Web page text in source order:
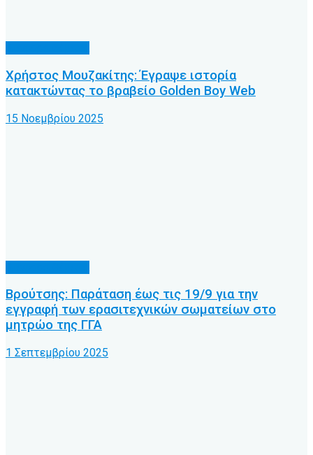
Χρήστος Μουζακίτης: Έγραψε ιστορία
κατακτώντας το βραβείο Golden Boy Web
15 Νοεμβρίου 2025
Βρούτσης: Παράταση έως τις 19/9 για την
εγγραφή των ερασιτεχνικών σωματείων στο
μητρώο της ΓΓΑ
1 Σεπτεμβρίου 2025